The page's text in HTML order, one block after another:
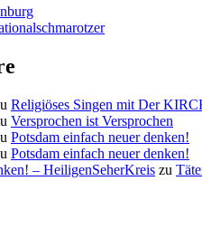
Religiöses Singen mit Der
Versprochen ist Versprochen
Potsdam einfach neuer denken!
Potsdam einfach neuer denken!
– HeiligenSeherKreis zu